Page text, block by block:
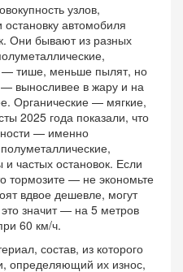
узлов,
автомобиля
Они бывают из разных
— тише, меньше пылят, но
выносливее в жару и на
Органические — мягкие,
2025 года показали, что
— именно
частых остановок. Если
тормозите — не экономьте
вдвое дешевле, могут
значит — на 5 метров
60 км/ч.
, состав, из которого
определяющий их износ,